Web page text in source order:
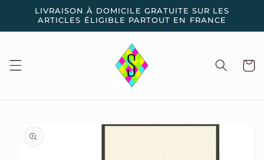
passer
contenu
LIVRAISON À DOMICILE GRATUITE SUR LES
ARTICLES ÉLIGIBLE PARTOUT EN FRANCE
Panier
Passer aux
informations
produits